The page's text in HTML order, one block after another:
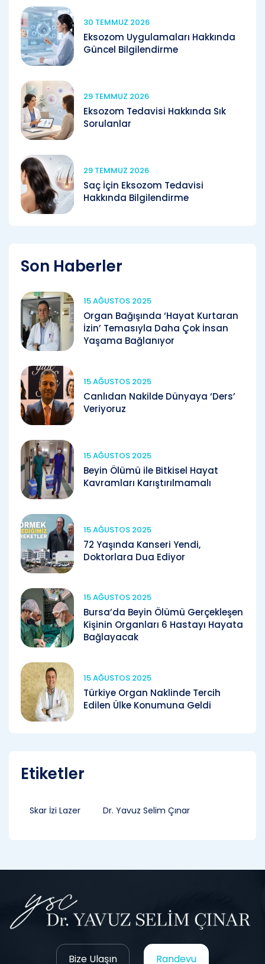
30 TEMMUZ 2026
Eksozom Uygulamaları Hakkında
Güncel Bilgilendirme
29 TEMMUZ 2026
Eksozom Tedavisi Hakkında Sık
Sorulanlar
29 TEMMUZ 2026
Saç İçin Eksozom Tedavisi
Hakkında Bilgilendirme
Son Haberler
15 AĞUSTOS 2025
Organ Bağışında ‘Hayat Kurtaran
İzin’ Temasıyla Daha Çok İnsan
Yaşama Bağlanıyor
15 AĞUSTOS 2025
Canlıdan Nakilde Dünyaya ‘Ders’
Veriyoruz
15 AĞUSTOS 2025
Beyin Ölümü ile Bitkisel Hayat
Kavramları Karıştırılmamalı
15 AĞUSTOS 2025
72 Yaşında Kanseri Yendi,
Doktorlara Dua Ediyor
15 AĞUSTOS 2025
Bursa’da Beyin Ölümü Gerçekleşen
Kişinin Organları 6 Hastayı Hayata
Bağlayacak
15 AĞUSTOS 2025
Türkiye Organ Naklinde Tercih
Edilen Ülke Konumuna Geldi
Etiketler
Skar İzi Lazer Dr. Yavuz Selim Çınar
Bize Ulaşın Randevu